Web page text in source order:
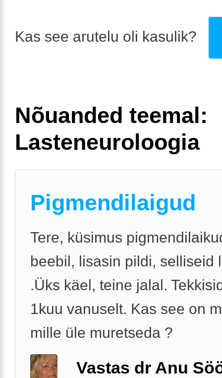
Kas see arutelu oli kasulik?
Nõuanded teemal:
Lasteneuroloogia
Pigmendilaigud
Tere, küsimus
beebil, lisasin pildi, selliseid
.Üks käel, teine jalal.
1kuu vanuselt. Kas see on
mille üle muretseda ?
Vastas dr Anu